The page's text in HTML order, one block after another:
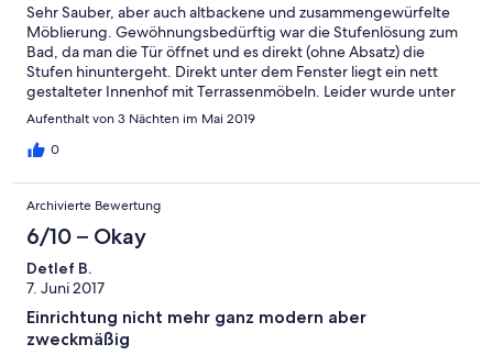
Sehr Sauber, aber auch altbackene und zusammengewürfelte
Möblierung. Gewöhnungsbedürftig war die Stufenlösung zum
Bad, da man die Tür öffnet und es direkt (ohne Absatz) die
Stufen hinuntergeht. Direkt unter dem Fenster liegt ein nett
gestalteter Innenhof mit Terrassenmöbeln. Leider wurde unter
unserem Fenster ständig geraucht, sodass der Qualm
hervorragende Lage, das Haus liegt in Hanglage direkt vor dem
kleinen Nachteile wett. Lediglich für gehbehinderte und ältere
Menschen nicht unbedingt zu empfehlen.
Aufenthalt von 3 Nächten im Mai 2019
0
Archivierte Bewertung
6/10 – Okay
Detlef B.
7. Juni 2017
Einrichtung nicht mehr ganz modern aber
zweckmäßig